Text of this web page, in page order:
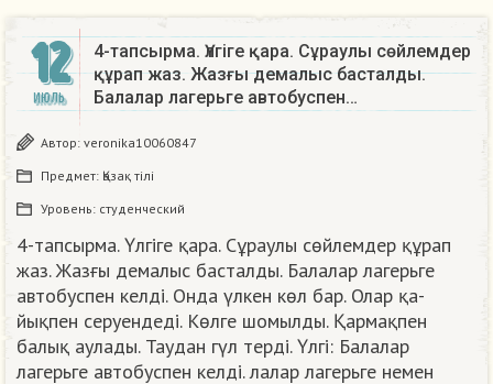
12
ИЮЛЬ
4-тапсырма. Үлгіге қара. Сұраулы сөйлемдер
құрап жаз. Жазғы демалыс басталды.
Балалар лагерьге автобуспен…
Автор: veronika10060847
Предмет: Қазақ тiлi
Уровень: студенческий
4-тапсырма. Үлгіге қара. Сұраулы сөйлемдер құрап
жаз. Жазғы демалыс басталды. Балалар лагерьге
автобуспен келді. Онда үлкен көл бар. Олар қа-
йықпен серуендеді. Көлге шомылды. Қармақпен
балық аулады. Таудан гүл терді. Үлгі: Балалар
лагерьге автобуспен келді. лалар лагерьге немен